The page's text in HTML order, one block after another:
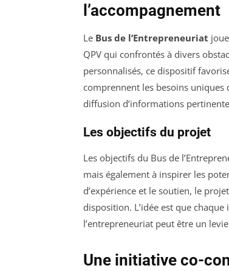
l’accompagnement
Le Bus de l’Entrepreneuriat
QPV qui confrontés à divers
personnalisés, ce dispositif
comprennent les besoins uniques
diffusion d’informations
Les objectifs du projet
Les objectifs du Bus de
mais également à inspirer les
d’expérience et le soutien, le
disposition. L’idée est que
l’entrepreneuriat peut être un
Une initiative co-